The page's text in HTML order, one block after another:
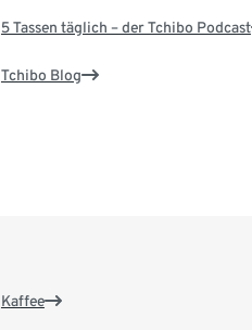
5 Tassen täglich – der Tchibo Podcast
Tchibo Blog
Kaffee